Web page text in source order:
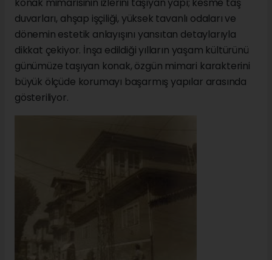
konak mimarisinin izlerini taşıyan yapı; kesme taş
duvarları, ahşap işçiliği, yüksek tavanlı odaları ve
dönemin estetik anlayışını yansıtan detaylarıyla
dikkat çekiyor. İnşa edildiği yılların yaşam kültürünü
günümüze taşıyan konak, özgün mimari karakterini
büyük ölçüde korumayı başarmış yapılar arasında
gösteriliyor.